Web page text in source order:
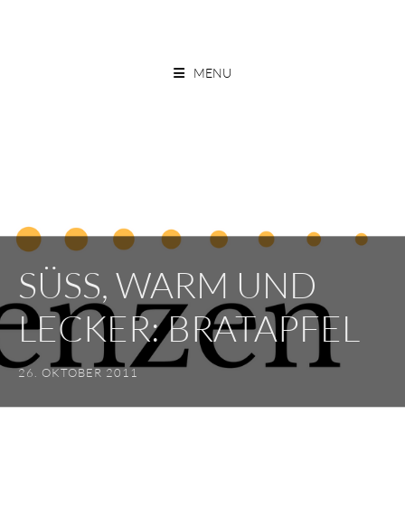
ESSEN OHNE GRENZEN
MENU
SÜSS, WARM UND L
ECKER: BRATAPFEL
26. OKTOBER 2011